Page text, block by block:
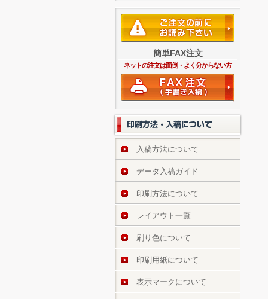
簡単FAX注文
ネットの注文は面倒・よく分からない方
入稿方法について
データ入稿ガイド
印刷方法について
レイアウト一覧
刷り色について
印刷用紙について
表示マークについて